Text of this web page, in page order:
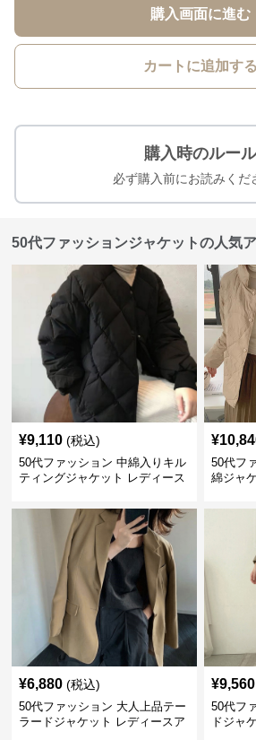
購入画面に進む
カートに追加する
購入時のルール
必ず購入前にお読みくだ
50代ファッションジャケットの人気
¥9,110 (税込)
50代ファッション 中綿入りキル
ティングジャケット レディース
¥
50代フ
綿ジャ
¥6,880 (税込)
50代ファッション 大人上品テー
ラードジャケット レディースア
¥9,560
50代フ
ドジャ